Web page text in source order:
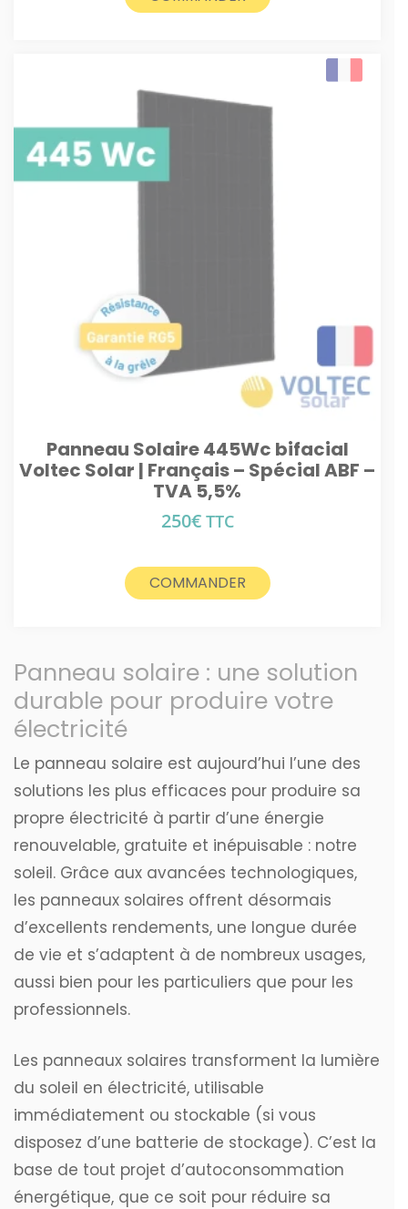
Panneau Solaire 445Wc bifacial
Voltec Solar | Français – Spécial ABF –
TVA 5,5%
250€TTC
COMMANDER
Panneau solaire : une solution
durable pour produire votre
électricité
Le panneau solaire est aujourd’hui l’une des
solutions les plus efficaces pour produire sa
propre électricité à partir d’une énergie
renouvelable, gratuite et inépuisable : notre
soleil. Grâce aux avancées technologiques,
les panneaux solaires offrent désormais
d’excellents rendements, une longue durée
de vie et s’adaptent à de nombreux usages,
aussi bien pour les particuliers que pour les
professionnels.
Les panneaux solaires transforment la lumière
du soleil en électricité, utilisable
immédiatement ou stockable (si vous
disposez d’une batterie de stockage). C’est la
base de tout projet d’autoconsommation
énergétique, que ce soit pour réduire sa